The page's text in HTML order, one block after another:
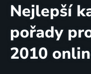
Nejlepší
pořady
2010